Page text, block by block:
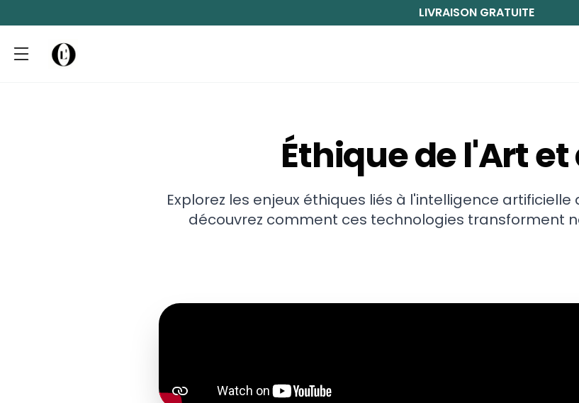
LIVRAISON GRATUITE
Éthique de l'Art et
Explorez les enjeux éthiques liés à l'intelligence
découvrez comment ces technologies transforment